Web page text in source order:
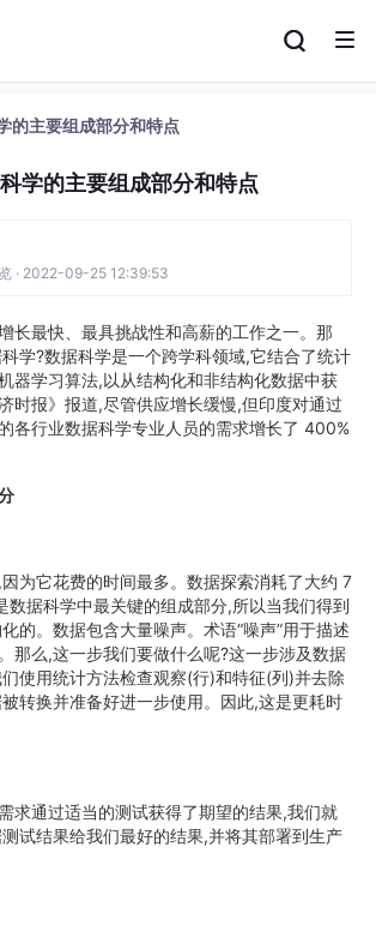
的主要组成部分和特点
学的主要组成部分和特点
· 2022-09-25 12:39:53
长最快、最具挑战性和高薪的工作之一。那
学?数据科学是一个跨学科领域,它结合了统计
器学习算法,以从结构化和非结构化数据中获
时报》报道,尽管供应增长缓慢,但印度对通过
各行业数据科学专业人员的需求增长了 400%
为它花费的时间最多。数据探索消耗了大约 7
数据科学中最关键的组成部分,所以当我们得到
的。数据包含大量噪声。术语“噪声”用于描述
那么,这一步我们要做什么呢?这一步涉及数据
使用统计方法检查观察(行)和特征(列)并去除
转换并准备好进一步使用。因此,这是更耗时
求通过适当的测试获得了期望的结果,我们就
试结果给我们最好的结果,并将其部署到生产